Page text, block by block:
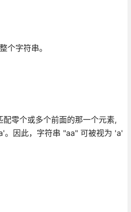
个字符串。
零个或多个前面的那一个元素,
。因此，字符串 "aa" 可被视为 'a'